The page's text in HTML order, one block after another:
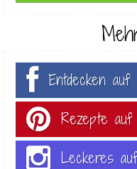
Entdecken auf
Rezepte
Leckeres